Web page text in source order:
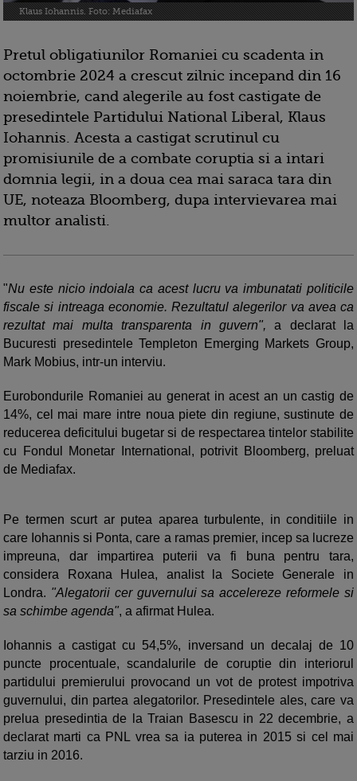
Klaus Iohannis. Foto: Mediafax
Pretul obligatiunilor Romaniei cu scadenta in
octombrie 2024 a crescut zilnic incepand din 16
noiembrie, cand alegerile au fost castigate de
presedintele Partidului National Liberal, Klaus
Iohannis. Acesta a castigat scrutinul cu
promisiunile de a combate coruptia si a intari
domnia legii, in a doua cea mai saraca tara din
UE, noteaza Bloomberg, dupa intervievarea mai
multor analisti.
"Nu este nicio indoiala ca acest lucru va imbunatati politicile
fiscale si intreaga economie. Rezultatul alegerilor va avea ca
rezultat mai multa transparenta in guvern", a declarat la
Bucuresti presedintele Templeton Emerging Markets Group,
Mark Mobius, intr-un interviu.
Eurobondurile Romaniei au generat in acest an un castig de
14%, cel mai mare intre noua piete din regiune, sustinute de
reducerea deficitului bugetar si de respectarea tintelor stabilite
cu Fondul Monetar International, potrivit Bloomberg, preluat
de Mediafax.
Pe termen scurt ar putea aparea turbulente, in conditiile in
care Iohannis si Ponta, care a ramas premier, incep sa lucreze
impreuna, dar impartirea puterii va fi buna pentru tara,
considera Roxana Hulea, analist la Societe Generale in
Londra. "Alegatorii cer guvernului sa accelereze reformele si
sa schimbe agenda", a afirmat Hulea.
Iohannis a castigat cu 54,5%, inversand un decalaj de 10
puncte procentuale, scandalurile de coruptie din interiorul
partidului premierului provocand un vot de protest impotriva
guvernului, din partea alegatorilor. Presedintele ales, care va
prelua presedintia de la Traian Basescu in 22 decembrie, a
declarat marti ca PNL vrea sa ia puterea in 2015 si cel mai
tarziu in 2016.